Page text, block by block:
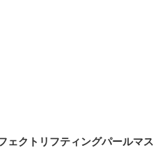
ェクトリフティングパールマス